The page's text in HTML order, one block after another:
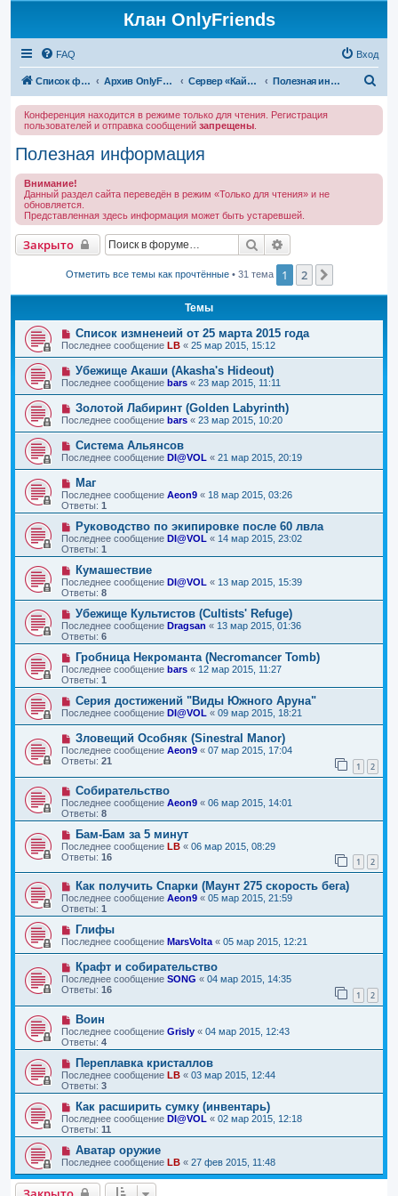
Клан OnlyFriends
FAQ Вход
Список форумов Архив OnlyFriends Сервер «Кайатор» Полезная информация
Конференция находится в режиме только для чтения. Регистрация
пользователей и отправка сообщений запрещены
Полезная информация
Внимание!
Данный раздел сайта переведён в режим «Только для чтения» и не
обновляется.
Представленная здесь информация может быть устаревшей.
Закрыто Поиск
Отметить все темы как прочтённые• 31 тема 1 2
Темы
Список измненеий от 25 марта 2015 года
Последнее сообщение LB « 25 мар 2015, 15:12
Убежище Акаши (Akasha's Hideout)
Последнее сообщение bars « 23 мар 2015, 11:11
Золотой Лабиринт (Golden Labyrinth)
Последнее сообщение bars « 23 мар 2015, 10:20
Система Альянсов
Последнее сообщение DI@VOL « 21 мар 2015, 20:19
Маг
Последнее сообщение Aeon9 « 18 мар 2015, 03:26
Ответы: 1
Руководство по экипировке после 60 лвла
Последнее сообщение DI@VOL « 14 мар 2015, 23:02
Ответы: 1
Кумашествие
Последнее сообщение DI@VOL « 13 мар 2015, 15:39
Ответы: 8
Убежище Культистов (Cultists' Refuge)
Последнее сообщение Dragsan « 13 мар 2015, 01:36
Ответы: 6
Гробница Некроманта (Necromancer Tomb)
Последнее сообщение bars « 12 мар 2015, 11:27
Ответы: 1
Серия достижений "Виды Южного Аруна"
Последнее сообщение DI@VOL « 09 мар 2015, 18:21
Зловещий Особняк (Sinestral Manor)
Последнее сообщение Aeon9 « 07 мар 2015, 17:04
Ответы: 21 1 2
Собирательство
Последнее сообщение Aeon9 « 06 мар 2015, 14:01
Ответы: 8
Бам-Бам за 5 минут
Последнее сообщение LB « 06 мар 2015, 08:29
Ответы: 16 1 2
Как получить Спарки (Маунт 275 скорость бега)
Последнее сообщение Aeon9 « 05 мар 2015, 21:59
Ответы: 1
Глифы
Последнее сообщение MarsVolta « 05 мар 2015, 12:21
Крафт и собирательство
Последнее сообщение SONG « 04 мар 2015, 14:35
Ответы: 16 1 2
Воин
Последнее сообщение Grisly « 04 мар 2015, 12:43
Ответы: 4
Переплавка кристаллов
Последнее сообщение LB « 03 мар 2015, 12:44
Ответы: 3
Как расширить сумку (инвентарь)
Последнее сообщение DI@VOL « 02 мар 2015, 12:18
Ответы: 11
Аватар оружие
Последнее сообщение LB « 27 фев 2015, 11:48